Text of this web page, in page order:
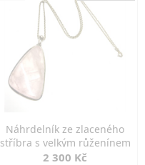
Náhrdelník ze zlaceného
stříbra s velkým růženínem
2 300 Kč